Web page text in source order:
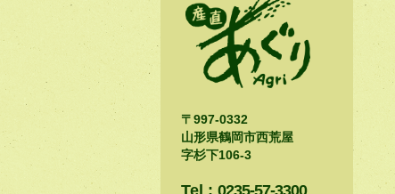
〒997-0332
山形県鶴岡市西荒屋
字杉下106-3
Tel : 0235-57-3300